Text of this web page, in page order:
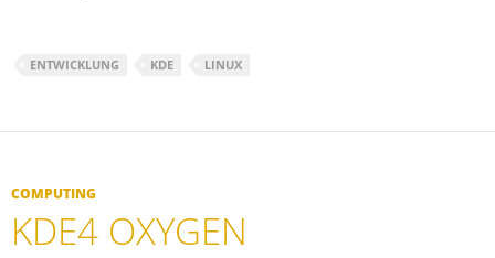
ENTWICKLUNG KDE LINUX
COMPUTING
KDE4 OXYGEN